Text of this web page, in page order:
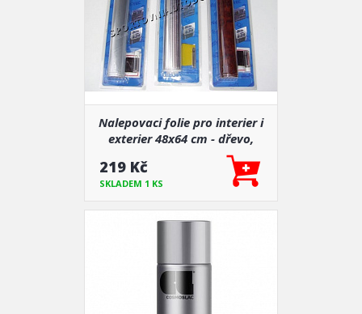
Nalepovaci folie pro interier i
exterier 48x64 cm - dřevo,
219 Kč
SKLADEM 1 KS